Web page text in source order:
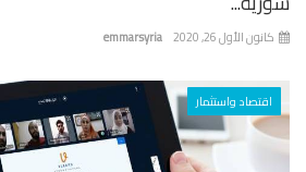
emmarsyria الأول 26, 2020
اقتصاد واستثمار